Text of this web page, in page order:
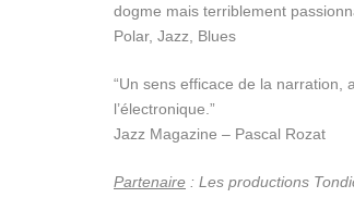
dogme mais terriblement
Polar, Jazz, Blues
“Un sens efficace de la narration,
l’électronique.”
Jazz Magazine – Pascal Rozat
Partenaire : Les productions